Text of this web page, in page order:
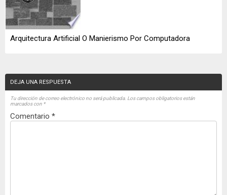
Arquitectura Artificial O Manierismo Por Computadora
DEJA UNA RESPUESTA
Tu dirección de correo electrónico no será publicada. Los campos obligatorios están
marcados con *
Comentario *